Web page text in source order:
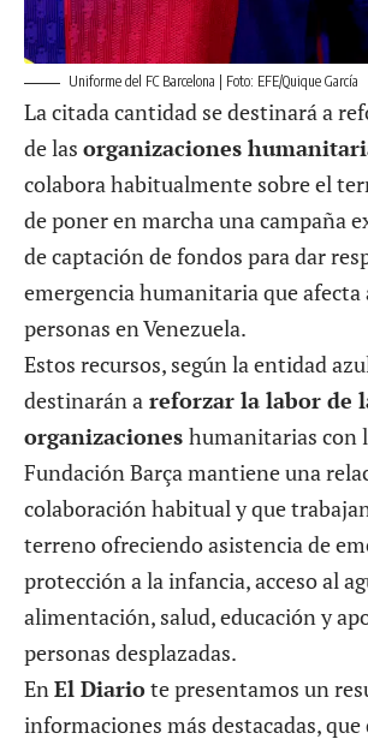
Uniforme del FC Barcelona | Foto: EFE/Quique García
La citada cantidad se destinará a
de las organizaciones
colabora habitualmente sobre el
de poner en marcha una campaña
de captación de fondos para dar
emergencia humanitaria que afecta
personas en Venezuela.
Estos recursos, según la entidad
destinarán a reforzar la labor de
organizaciones humanitarias con
Fundación Barça mantiene una
colaboración habitual y que
terreno ofreciendo asistencia de
protección a la infancia, acceso al
alimentación, salud, educación y
personas desplazadas.
EnEl Diariote presentamos un
informaciones más destacadas, que